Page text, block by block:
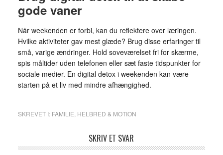
gode vaner
Når weekenden er forbi, kan du reflektere over læringen.
Hvilke aktiviteter gav mest glæde? Brug disse erfaringer til
små, varige ændringer. Hold soveværelset fri for skærme,
spis måltider uden telefonen eller sæt faste tidspunkter for
sociale medier. En digital detox i weekenden kan være
starten på et liv med mindre afhængighed.
SKREVET I: FAMILIE HELBRED & MOTION
SKRIV ET SVAR